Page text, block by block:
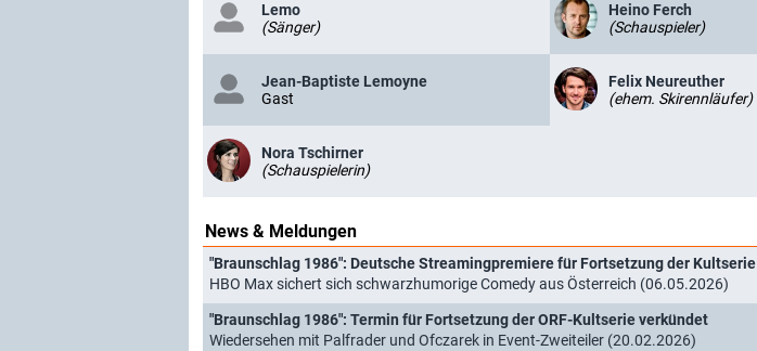
Lemo
(Sänger)
Heino Ferch
(Schauspieler)
Jean-Baptiste Lemoyne
Gast
Felix Neureuther
(ehem. Skirennläufer)
Nora Tschirner
(Schauspielerin)
News & Meldungen
"Braunschlag 1986": Deutsche Streamingpremiere für Fortsetzung der Kultserie
HBO Max sichert sich schwarzhumorige Comedy aus Österreich (06.05.2026)
"Braunschlag 1986": Termin für Fortsetzung der ORF-Kultserie verkündet
Wiedersehen mit Palfrader und Ofczarek in Event-Zweiteiler (20.02.2026)